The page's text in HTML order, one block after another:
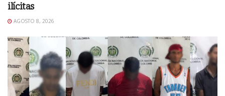
ilícitas
AGOSTO 8, 2026